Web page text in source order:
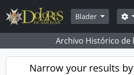
Skip to main content
Blader
Archivo Histórico de
Narrow your results